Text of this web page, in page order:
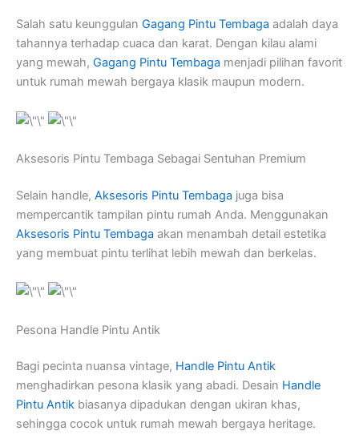
Salah satu keunggulan Gagang Pintu Tembaga adalah daya
tahannya terhadap cuaca dan karat. Dengan kilau alami
yang mewah, Gagang Pintu Tembaga menjadi pilihan favorit
untuk rumah mewah bergaya klasik maupun modern.
Aksesoris Pintu Tembaga Sebagai Sentuhan Premium
Selain handle, Aksesoris Pintu Tembaga juga bisa
mempercantik tampilan pintu rumah Anda. Menggunakan
Aksesoris Pintu Tembaga akan menambah detail estetika
yang membuat pintu terlihat lebih mewah dan berkelas.
Pesona Handle Pintu Antik
Bagi pecinta nuansa vintage, Handle Pintu Antik
menghadirkan pesona klasik yang abadi. Desain Handle
Pintu Antik biasanya dipadukan dengan ukiran khas,
sehingga cocok untuk rumah mewah bergaya heritage.